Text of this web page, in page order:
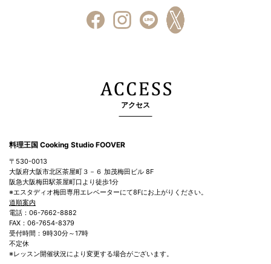
アクセス
料理王国 Cooking Studio FOOVER
〒530-0013
大阪府大阪市北区茶屋町３－６ 加茂梅田ビル 8F
阪急大阪梅田駅茶屋町口より徒歩1分
※エスタディオ梅田専用エレベーターにて8Fにお上がりください。
道順案内
電話：06-7662-8882
FAX：06-7654-8379
受付時間：9時30分～17時
不定休
※レッスン開催状況により変更する場合がございます。